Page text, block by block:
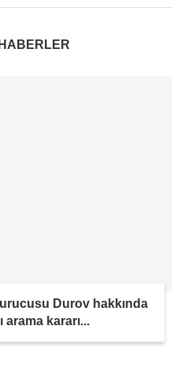
Durov hakkında
arama kararı...